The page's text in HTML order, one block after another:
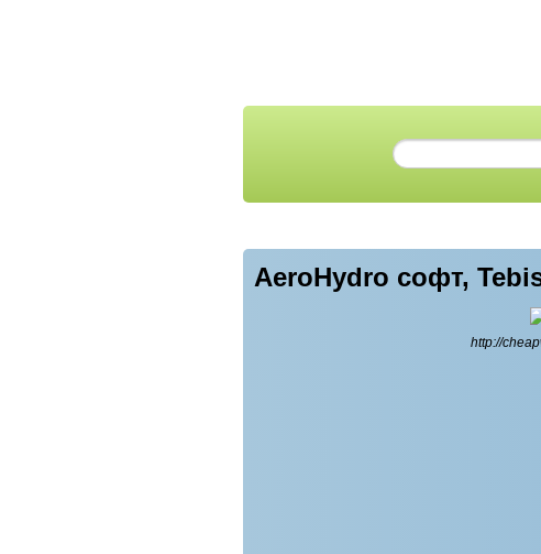
AeroHydro софт,
http://